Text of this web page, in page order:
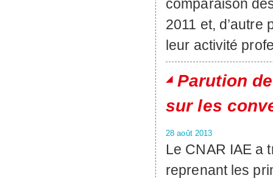
comparaison
2011 et,
leur activité
Parution
sur les
28 août 2013
Le CNAR IAE a
reprenant les